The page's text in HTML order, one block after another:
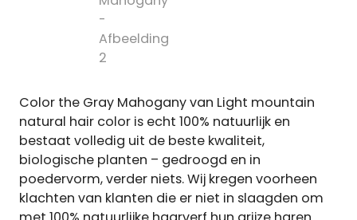
Color the Gray Mahogany van Light mountain
natural hair color is echt 100% natuurlijk en
bestaat volledig uit de beste kwaliteit,
biologische planten – gedroogd en in
poedervorm, verder niets. Wij kregen voorheen
klachten van klanten die er niet in slaagden om